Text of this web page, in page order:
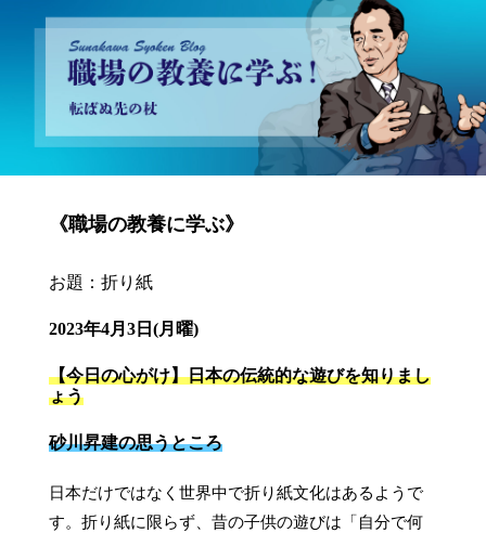
砂川昇建会長ブログ 職場の教養に学ぶ！～転ばぬ先の杖～
《職場の教養に学ぶ》
お題：折り紙
2023年4月3日(月曜)
【今日の心がけ】日本の伝統的な遊びを知りまし
ょう
砂川昇建の思うところ
日本だけではなく世界中で折り紙文化はあるようで
す。折り紙に限らず、昔の子供の遊びは「自分で何